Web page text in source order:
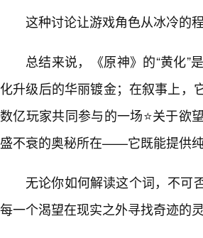
这种讨论让游戏角色从冰冷的
总结来说，《原神》的“黄化”
化升级后的华丽镀金；在叙事上，
数亿玩家共同参与的一场⭐关于欲
盛不衰的奥秘所在——它既能提供纯
无论你如何解读这个词，不可
每一个渴望在现实之外寻找奇迹的灵